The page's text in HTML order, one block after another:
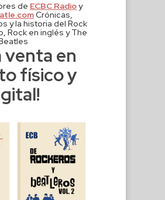
de ECBC Radioy
Crónicas,
y la historia del Rock
Rock en inglés y The
venta en
físico y